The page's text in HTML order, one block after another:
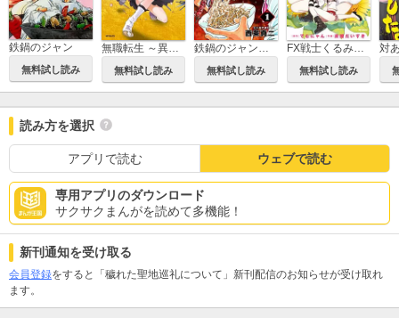
鉄鍋のジャン
無料試し読み
無職転生 ～異世界行ったら本気だす～
無料試し読み
鉄鍋のジャン！R 頂上作戦
無料試し読み
FX戦士くるみちゃん
無料試し読み
読み方を選択
アプリで読む ウェブで読む
専用アプリのダウンロード
サクサクまんがを読めて多機能！
新刊通知を受け取る
会員登録をすると「穢れた聖地巡礼について」新刊配信のお知らせが受け取れ
ます。